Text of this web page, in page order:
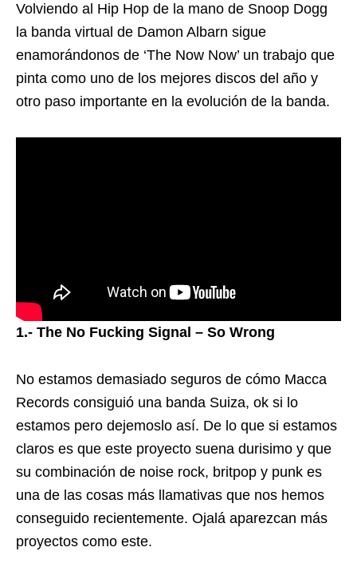
Volviendo al Hip Hop de la mano de Snoop Dogg
la banda virtual de Damon Albarn sigue
enamorándonos de ‘The Now Now’ un trabajo que
pinta como uno de los mejores discos del año y
otro paso importante en la evolución de la banda.
1.- The No Fucking Signal – So Wrong
No estamos demasiado seguros de cómo Macca
Records consiguió una banda Suiza, ok si lo
estamos pero dejemoslo así. De lo que si estamos
claros es que este proyecto suena durisimo y que
su combinación de noise rock, britpop y punk es
una de las cosas más llamativas que nos hemos
conseguido recientemente. Ojalá aparezcan más
proyectos como este.